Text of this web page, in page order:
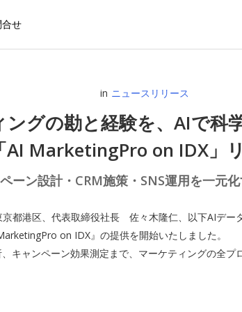
合せ
in ニュースリリース
ングの勘と経験を、AIで科
「AI MarketingPro on IDX」
ーン設計・CRM施策・SNS運用を一元
都港区、代表取締役社長 佐々木隆仁、以下AIデ
on IDX』の提供を開始いたしました。
キャンペーン効果測定まで、マーケティングの全